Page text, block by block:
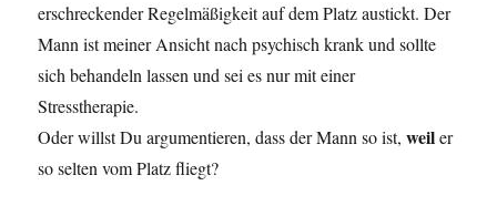
erschreckender Regelmäßigkeit auf dem Platz austickt. Der
Mann ist meiner Ansicht nach psychisch krank und sollte
sich behandeln lassen und sei es nur mit einer
Stresstherapie.
Oder willst Du argumentieren, dass der Mann so ist,weiler
so selten vom Platz fliegt?